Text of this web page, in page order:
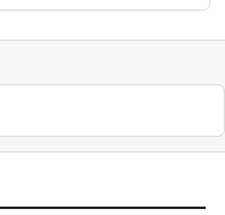
의도인 듯 …